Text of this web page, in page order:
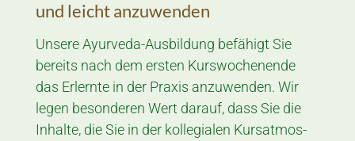
und leicht anzuwenden
Unsere Ayurveda-Aus­bildung befähigt Sie
bereits nach dem ersten Kurs­­wochen­ende
das Erlernte in der Praxis anzu­wenden. Wir
legen besonderen Wert darauf, dass Sie die
Inhalte, die Sie in der kol­legialen Kurs­at­mos­